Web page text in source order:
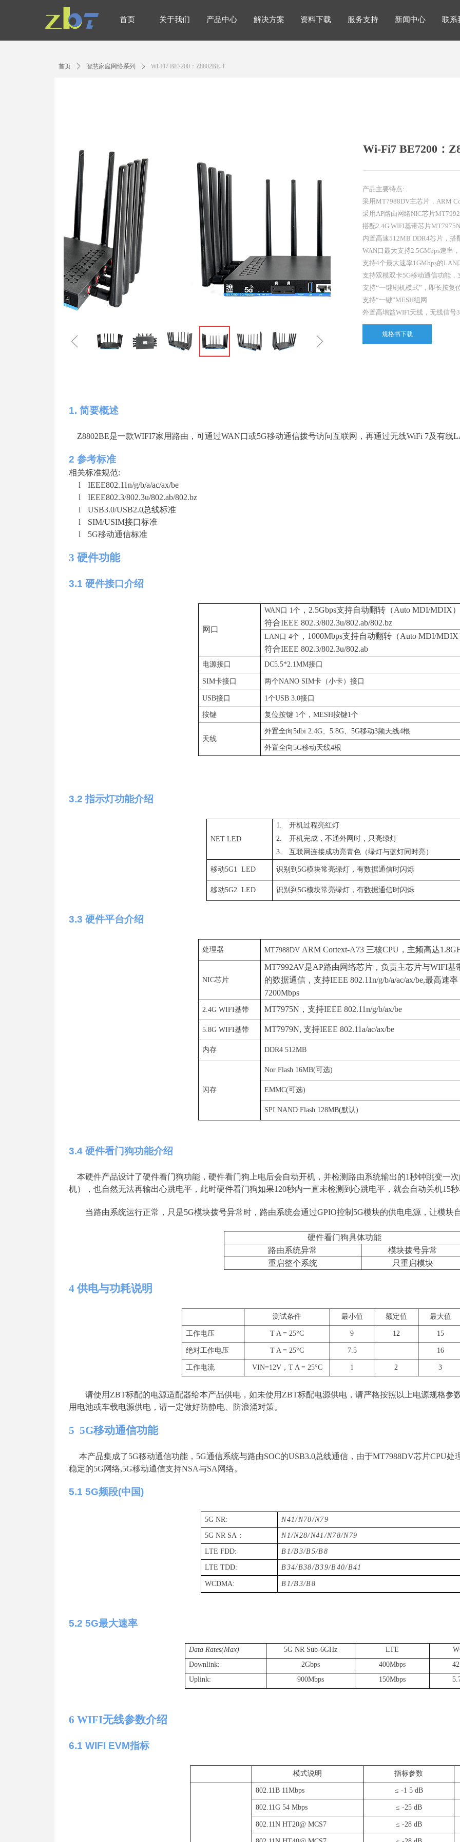
首页 关于我们 产品中心 解决方案 资料下载 服务支持 新闻中心 联系
解决方案
首页 ꄲ 智慧家庭网络系列 ꄲ Wi-Fi7 BE7200：Z8802BE-T
ꁆ ꁇ
Wi-Fi7 BE7200：
1. 简要概述
Z8802BE是一款WIFI7家用路由，可通过WAN口或5G移动通信拨号访问互联网，再通过无线WiFi 7及有线
2 参考标准
相关标准规范:
l
IEEE802.11n/g/b/a/ac/ax/be
l
IEEE802.3/802.3u/802.ab/802.bz
l
USB3.0/USB2.0总线标准
l
SIM/USIM接口标准
l
5G移动通信标准
3 硬件功能
3.1 硬件接口介绍
网口
WAN口 1个 ， 2.5Gbps支持自动翻转（Auto MDI/MDIX）
符合IEEE 802.3/802.3u/802.ab/802.bz
LAN口 4个 ， 1000Mbps支持自动翻转（Auto MDI/MDIX
符合IEEE 802.3/802.3u/802.ab
电源接口 DC5.5*2.1MM接口
SIM卡接口 两个NANO SIM卡（小卡）接口
USB接口 1个USB 3.0接口
按键 复位按键 1个 ， MESH按键1个
天线
外置全向5dbi 2.4G、 5.8G、 5G移动3频天线4根
外置全向5G移动天线4根
3.2 指示灯功能介绍
NET LED
1.
开机过程亮红灯
2.
开机完成，不通外网时，只亮绿灯
3.
互联网连接成功亮青色（绿灯与蓝灯同时亮）
移动5G1 LED 识别到 5G模块常亮绿灯，有数据通信时闪烁
移动5G2 LED 识别到 5G模块常亮绿灯，有数据通信时闪烁
3.3 硬件平台介绍
处理器 MT7988DVARM Cortext-A73 三核CPU ，主频高达1.8G
NIC芯片
MT7992AV是AP路由网络芯片，负责主芯片与WIFI基
的数据通信，支持IEEE 802.11n/g/b/a/ac/ax/be,最高速率
7200Mbps
2.4G WIFI基带 MT7975N ，支持IEEE 802.11n/g/b/ax/be
5.8G WIFI基带 MT7979N, 支持IEEE 802.11a/ac/ax/be
内存 DDR4 512MB
闪存
Nor Flash 16MB(可选)
EMMC(可选)
SPINAND Flash 128MB(默认)
3.4 硬件看门狗功能介绍
本硬件产品设计了硬件看门狗功能，硬件看门狗上电后会自动开机，并检测路由系统输出的1秒钟跳变一
机），也自然无法再输出心跳电平，此时硬件看门狗如果120秒内一直未检测到心跳电平，就会自动关机1 5
当路由系统运行正常，只 是5G模块拨号异常时，路由系统会通过GPIO控制 5G模块的供电电源，让模块
硬件看门狗具体功能
路由系统异常
模块拨号异常
重启整个系统
只重启模块
4 供电与功耗说明
测试条件 最小值 额定值 最大值
工作电压 T A = 25°C 9 12 15
绝对工作电压 T A = 25°C 7.5 16
工作电流 VIN=12V， T A = 25°C 1 2 3
请使用 ZBT标配的电源适配器给本产品供电，如未使用 ZBT标配电源供电，请严格按照以上电源规格参
用电池或车载电源供电，请一定做好防静电、防浪涌对策。
5 5G移动通信功能
本产品集成了5G移动通信功能， 5G通信系统与路由SOC的USB3.0总线通信，由于MT7988DV芯片CPU处
稳定的5G网络,5G移动通信支持NSA与SA 网络。
5.1 5G频段(中国)
5G NR: N41/N78/N79
5G NR SA ： N1/N28/N41/N78/N79
LTE FDD: B1/B3/B5/B8
LTE TDD: B34/B38/B39/B40/B41
WCDMA: B1/B3/B8
5.2 5G最大速率
Data Rates(Max) 5G NR Sub-6GHz LTE
Downlink:
2Gbps 400Mbps 42
Uplink:
900Mbps 150Mbps
6 WIFI无线参数介绍
6.1 WIFI EVM指标
模式说明 指标参数
802.11B 11Mbps ≤ -1 5 dB
802.11G 54 Mbps ≤ -25 dB
802.11N HT20@ MCS7 ≤ -28 dB
产品主要特点:
采用MT7988DV主芯片，ARM
采用AP路由网络NIC芯片
搭配2.4G WIFI基带芯片
内置高速512MB DDR4芯片，搭
WAN口最大支持2.5GMbps速率
支持4个最大速率1GMbps的
支持双模双卡5G移动通信功能，
支持“一键刷机模式”，即长按复
支持“一键”MESH组网
外置高增益WIFI天线，无线信号
规格书下载